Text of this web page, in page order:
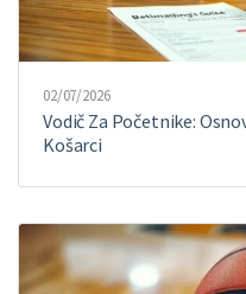
02/07/2026
Vodič Za Početnike:
Košarci